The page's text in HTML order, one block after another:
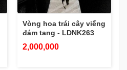
Vòng hoa trái cây viếng
đám tang - LDNK263
2,000,000